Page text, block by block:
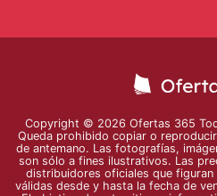
Copyright © 2026 Ofertas 365
Queda prohibido copiar o
de antemano. Las fotografías,
son sólo a fines ilustrativos. Las
distribuidores oficiales que
válidas desde y hasta la fecha de